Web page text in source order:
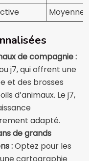
Moyenne
de compagnie :
j7, qui offrent une
et des brosses
d’animaux. Le j7,
adapté.
de grands
:Optez pour les